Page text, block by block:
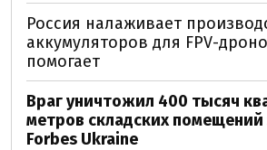
Россия налаживает
аккумуляторов для FPV-
помогает
Враг уничтожил 400 тысяч
метров складских помещений
Forbes Ukraine